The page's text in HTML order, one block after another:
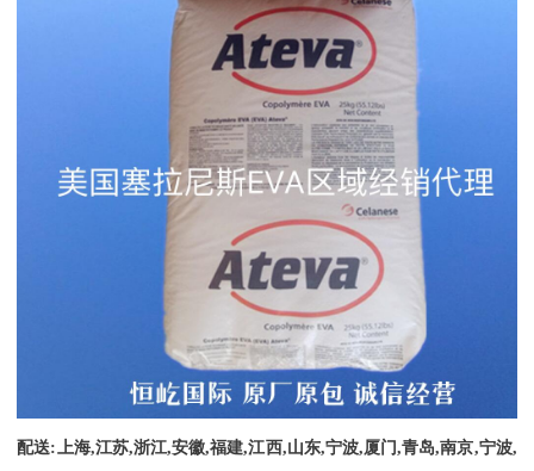
配送:上海,江苏,浙江,安徽,福建,江西,山东,宁波,厦门,青岛,南京,宁波,